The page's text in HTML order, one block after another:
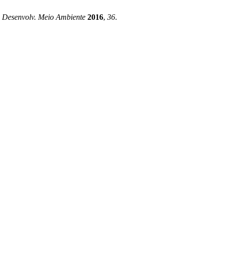
Desenvolv. Meio Ambiente 2016, 36.